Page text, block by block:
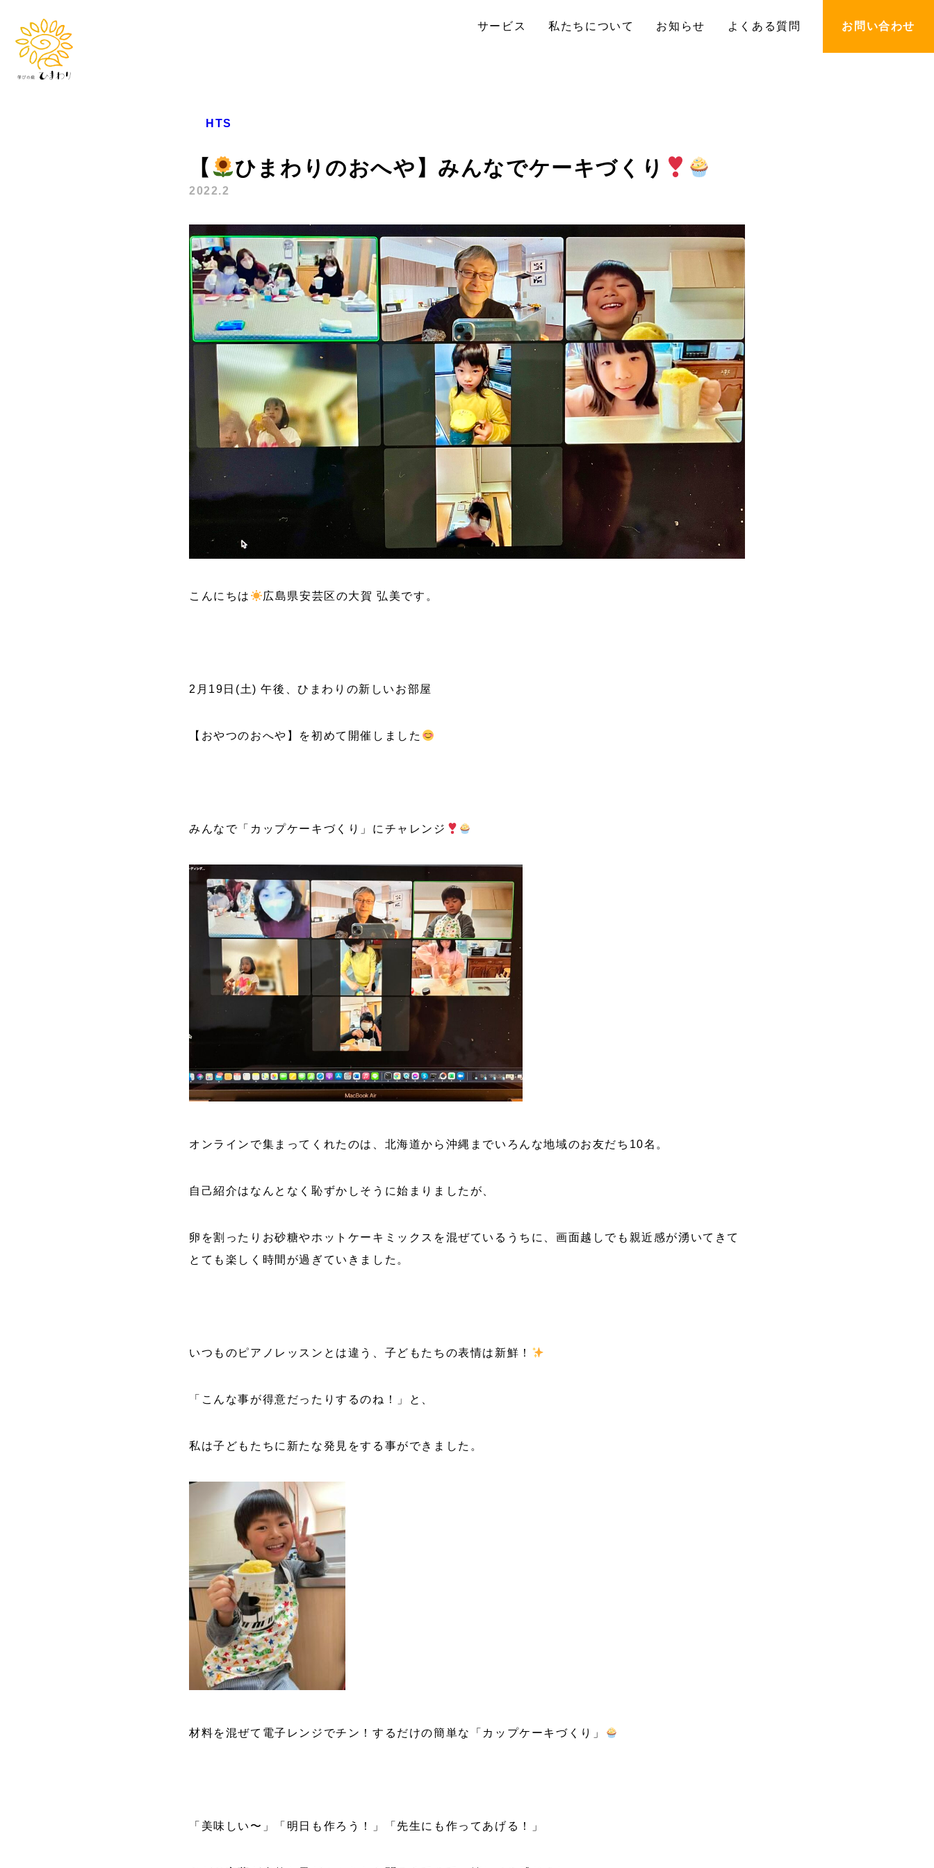
サービス 私たちについて お知らせ よくある質問 お問い合わせ
HTS
【 ひまわりのおへや】みんなでケーキづくり
2022.2
こんにちは 広島県安芸区の大賀 弘美です。
2月19日(土) 午後、ひまわりの新しいお部屋
【おやつのおへや】を初めて開催しました
みんなで「カップケーキづくり」にチャレンジ
オンラインで集まってくれたのは、北海道から沖縄までいろんな地域のお友だち10名。
自己紹介はなんとなく恥ずかしそうに始まりましたが、
卵を割ったりお砂糖やホットケーキミックスを混ぜているうちに、画面越しでも親近感が湧いてきて
とても楽しく時間が過ぎていきました。
いつものピアノレッスンとは違う、子どもたちの表情は新鮮！
「こんな事が得意だったりするのね！」と、
私は子どもたちに新たな発見をする事ができました。
材料を混ぜて電子レンジでチン！するだけの簡単な「カップケーキづくり」
「美味しい〜」「明日も作ろう！」「先生にも作ってあげる！」